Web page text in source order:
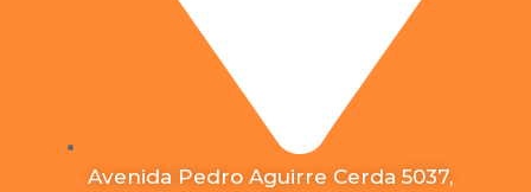
Avenida Pedro Aguirre Cerda 5037,